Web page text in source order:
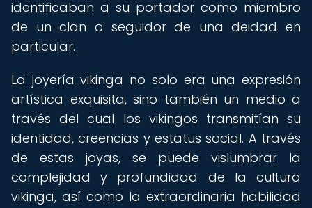
identificaban a su portador como miembro
de un clan o seguidor de una deidad en
particular.
La joyería vikinga no solo era una expresión
artística exquisita, sino también un medio a
través del cual los vikingos transmitían su
identidad, creencias y estatus social. A través
de estas joyas, se puede vislumbrar la
complejidad y profundidad de la cultura
vikinga, así como la extraordinaria habilidad